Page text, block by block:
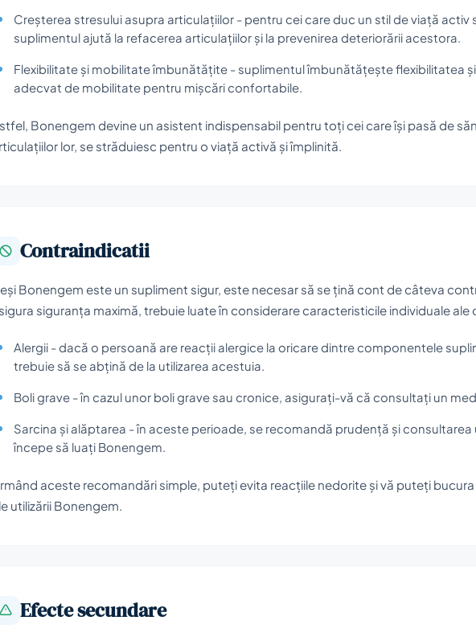
Creșterea stresului asupra articulațiilor - pentru cei care duc un stil de viață activ
suplimentul ajută la refacerea articulațiilor și la prevenirea deteriorării acestora.
Flexibilitate și mobilitate îmbunătățite - suplimentul îmbunătățește flexibilitatea
adecvat de mobilitate pentru mișcări confortabile.
Bonengem devine un asistent indispensabil pentru toți cei care își pasă de
lor, se străduiesc pentru o viață activă și împlinită.
Contraindicatii
Bonengem este un supliment sigur, este necesar să se țină cont de câteva
siguranța maximă, trebuie luate în considerare caracteristicile individuale ale
Alergii - dacă o persoană are reacții alergice la oricare dintre componentele
trebuie să se abțină de la utilizarea acestuia.
Boli grave - în cazul unor boli grave sau cronice, asigurați-vă că consultați un
Sarcina și alăptarea - în aceste perioade, se recomandă prudență și consultarea
începe să luați Bonengem.
aceste recomandări simple, puteți evita reacțiile nedorite și vă puteți
utilizării Bonengem.
Efecte secundare